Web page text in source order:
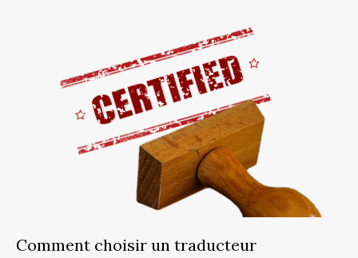
Comment choisir un traducteur